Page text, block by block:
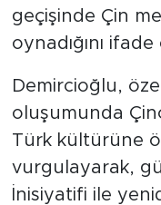
geçişinde Çin
oynadığını ifade
Demircioğlu,
oluşumunda
Türk kültürüne
vurgulayarak,
İnisiyatifi ile